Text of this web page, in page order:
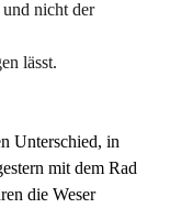
und nicht der
lässt.
Unterschied, in
mit dem Rad
die Weser